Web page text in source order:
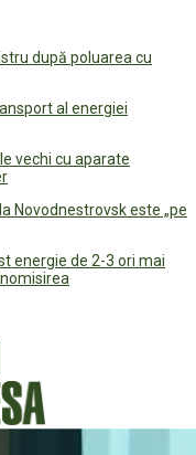
după poluarea cu
al energiei
vechi cu aparate
Novodnestrovsk este „pe
energie de 2-3 ori mai